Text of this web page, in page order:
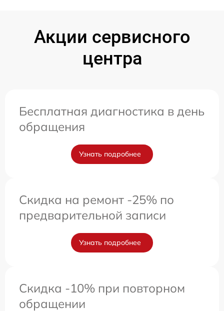
Акции сервисного
центра
Бесплатная диагностика в день
обращения
Узнать подробнее
Скидка на ремонт -25% по
предварительной записи
Узнать подробнее
Скидка -10% при повторном
обращении